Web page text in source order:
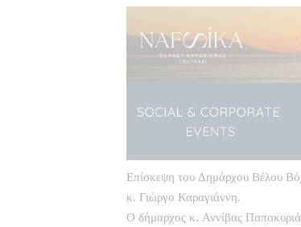
Επίσκεψη του Δημάρχου Βέλου
κ. Γιώργο Καραγιάννη.
Ο δήμαρχος κ. Αννίβας